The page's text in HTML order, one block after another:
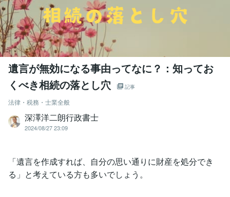
遺言が無効になる事由ってなに？：知ってお
くべき相続の落とし穴
記事
法律・税務・士業全般
深澤洋二朗行政書士
2024/08/27 23:09
「遺言を作成すれば、自分の思い通りに財産を処分でき
る」と考えている方も多いでしょう。